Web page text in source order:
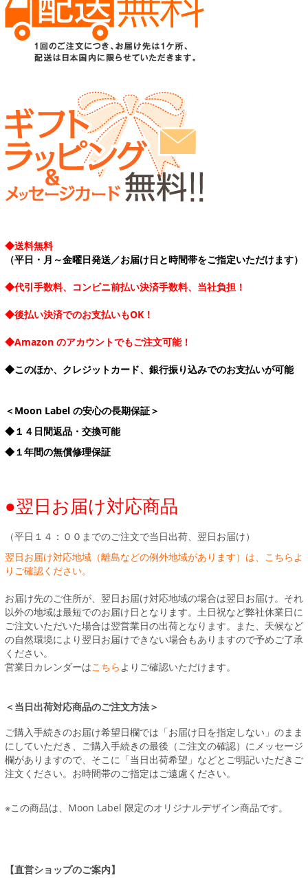
◆送料無料
（平日・月～金曜日発送／お届け日と時間帯をご指定いただけます）
◆代引手数料、コンビニ前払い決済手数料、当社負担！
◆後払い決済でのお支払いもOK！
◆Amazon のアカウントでもご注文可能！
◆このほか、クレジットカード、銀行振り込みでのお支払いが可能
＜Moon Label の安心の長期保証＞
◆１４日間返品・交換可能
◆１年間の無償修理保証
●翌日お届け対応商品
（平日１４：００までのご注文で当日出荷、翌日お届け）
翌日お届け対応地域（離島などの例外地域があります）は、こちらよ
りご確認ください。
お届け先のご住所が、翌日お届け対応地域の場合は翌日お届け。それ
以外の地域は最短でのお届け日となります。土日祝など弊社休業日に
ご注文いただいた場合は翌営業日の出荷となります。また、天候など
の自然環境により翌日お届けできない場合もありますので予めご了承
ください。
営業日カレンダーはこちら よりご確認いただけます。
＜当日出荷対応商品のご注文方法＞
ご購入手続きのお届け希望日欄では「お届け日を指定しない」のまま
にしていただき、ご購入手続きの最後（ご注文の確認）にメッセージ
欄がありますので、そこに「当日出荷希望」などとご明記いただきご
注文ください。お時間帯のご指定はご遠慮ください。
※この商品は、Moon Label 限定のオリジナルデザイン商品です。
【直営ショップのご案内】